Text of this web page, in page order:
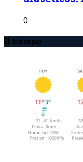
0
El tiempo